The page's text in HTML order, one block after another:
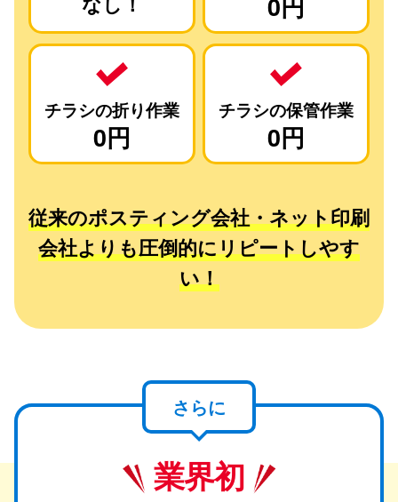
チラシの折り作業
0円
チラシの保管作業
0円
従来のポスティング会社・ネット印刷
会社よりも圧倒的にリピートしやす
い！
さらに
業界初